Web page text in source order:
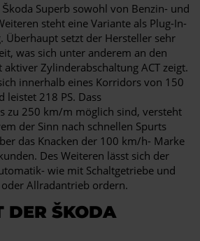
Superb sowohl von Benzin- und
steht eine Variante als Plug-In-
Überhaupt setzt der Hersteller sehr
was sich unter anderem an den
Zylinderabschaltung ACT zeigt.
innerhalb eines Korridors von 150
leistet 218 PS. Dass
zu 250 km/m möglich sind, versteht
der Sinn nach schnellen Spurts
das Knacken der 100 km/h- Marke
Des Weiteren lässt sich der
wie mit Schaltgetriebe und
Allradantrieb ordern.
DER ŠKODA